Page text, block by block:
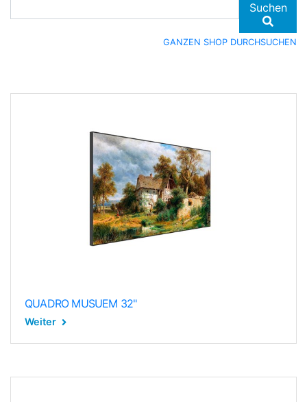
Suchen
GANZEN SHOP DURCHSUCHEN
QUADRO MUSUEM 32"
Weiter